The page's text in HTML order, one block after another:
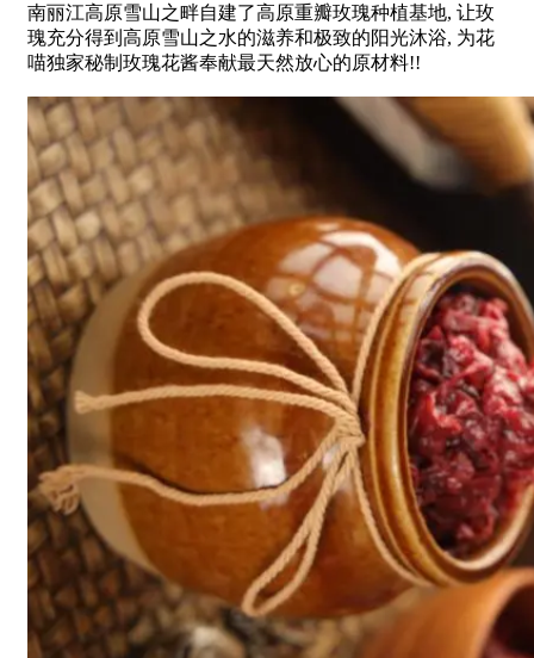
南丽江高原雪山之畔自建了高原重瓣玫瑰种植基地, 让玫
瑰充分得到高原雪山之水的滋养和极致的阳光沐浴, 为花
喵独家秘制玫瑰花酱奉献最天然放心的原材料!!